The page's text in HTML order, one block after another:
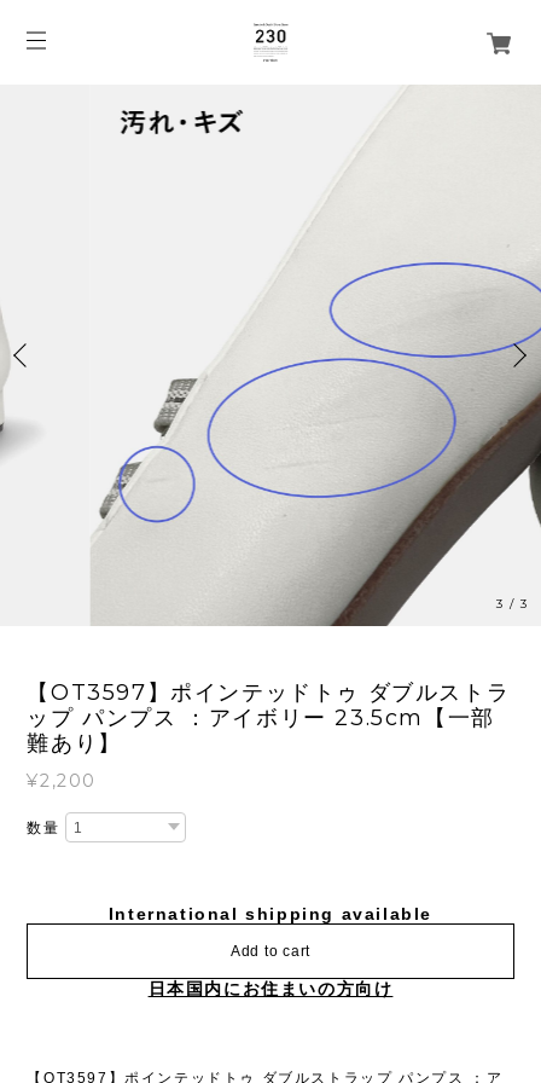
3 /3
【OT3597】ポインテッドトゥ ダブルストラ
ップ パンプス ：アイボリー 23.5cm【一部
難あり】
¥2,200
数量
International shipping available
Add to cart
日本国内にお住まいの方向け
【OT3597】ポインテッドトゥ ダブルストラップ パンプス ：ア